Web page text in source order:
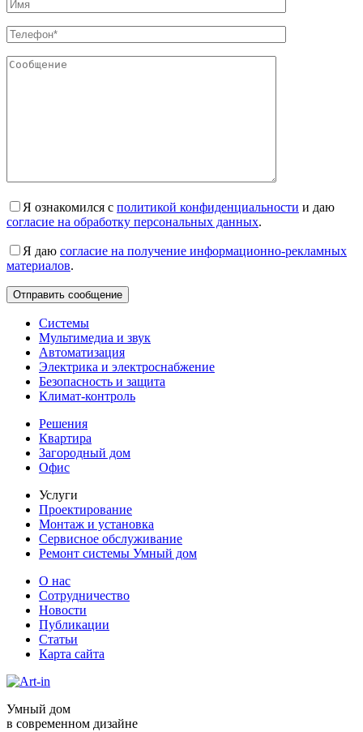
Я ознакомился с политикой конфиденциальности и даю
согласие на обработку персональных данных.
Я даю согласие на получение информационно-рекламных
материалов.
Системы
Мультимедиа и звук
Автоматизация
Электрика и электроснабжение
Безопасность и защита
Климат-контроль
Решения
Квартира
Загородный дом
Офис
Услуги
Проектирование
Монтаж и установка
Сервисное обслуживание
Ремонт системы Умный дом
О нас
Сотрудничество
Новости
Публикации
Статьи
Карта сайта
Умный дом
в современном дизайне